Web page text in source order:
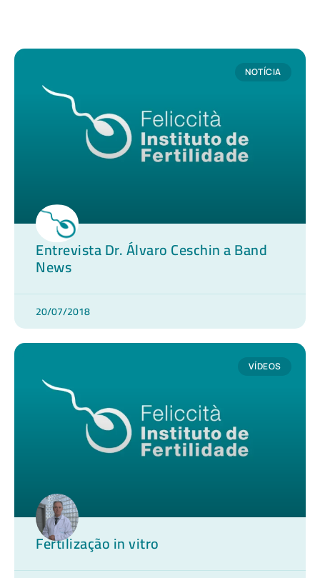
NOTÍCIA
Entrevista Dr. Álvaro Ceschin a Band
News
20/07/2018
VÍDEOS
Fertilização in vitro